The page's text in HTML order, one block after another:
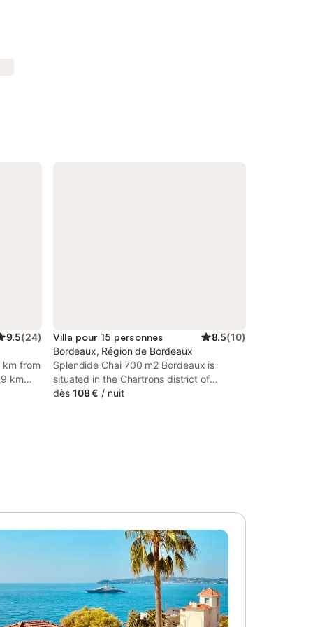
9.5(24)
km from
km
Villa pour 15 personnes 8.5(10)
Bordeaux, Région de Bordeaux
Splendide Chai 700 m2 Bordeaux is
situated in the Chartrons district of
Bordeaux, 600 metres from CAPC Musee
dès 108 € / nuit